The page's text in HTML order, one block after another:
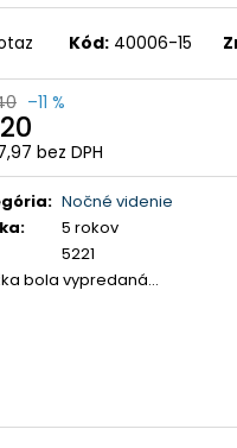
Kód: 40006-15
–11 %
bez DPH
: Nočné videnie
:
5 rokov
5221
bola vypredaná…
IBEX CHAUD -
- PHPN011 - KAKI